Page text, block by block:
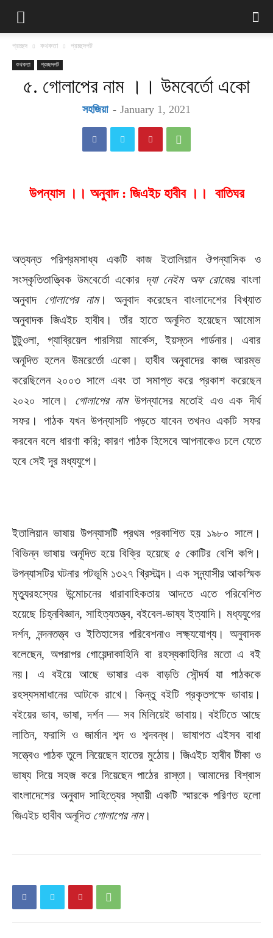
প্রচ্ছদ কথকতা প্রচ্ছদপট
কথকতা প্রচ্ছদপট
৫. গোলাপের নাম ।। উমবের্তো একো
সহজিয়া - January 1, 2021
উপন্যাস ।। অনুবাদ : জিএইচ হাবীব ।। বাতিঘর
অত্যন্ত পরিশ্রমসাধ্য একটি কাজ ইতালিয়ান ঔপন্যাসিক ও
সংস্কৃতিতাত্ত্বিক উমবের্তো একোর দ্যা নেইম অফ রোজের বাংলা
অনুবাদ গোলাপের নাম। অনুবাদ করেছেন বাংলাদেশের বিখ্যাত
অনুবাদক জিএইচ হাবীব। তাঁর হাতে অনূদিত হয়েছেন আমোস
‍টুটুওলা, গ্যাব্রিয়েল গারসিয়া মার্কেস, ইয়স্তন গার্ডনার। এবার
অনূদিত হলেন উমরের্তো একো। হাবীব অনুবাদের কাজ আরম্ভ
করেছিলেন ২০০৩ সালে এবং তা সমাপ্ত করে প্রকাশ করেছেন
২০২০ সালে। গোলাপের নামউপন্যাসের মতোই এও এক দীর্ঘ
সফর। পাঠক যখন উপন্যাসটি পড়তে যাবেন তখনও একটি সফর
করবেন বলে ধারণা করি; কারণ পাঠক হিসেবে আপনাকেও চলে যেতে
হবে সেই দূর মধ্যযুগে।
ইতালিয়ান ভাষায় উপন্যাসটি প্রথম প্রকাশিত হয় ১৯৮০ সালে।
বিভিন্ন ভাষায় অনূদিত হয়ে বিক্রি হয়েছে ৫ কোটির বেশি কপি।
উপন্যাসটির ঘটনার পটভূমি ১৩২৭ খ্রিস্টাব্দ। এক সন্ন্যাসীর আকস্মিক
মৃত্যুরহস্যের উন্মোচনের ধারাবাহিকতায় আদতে এতে পরিবেশিত
হয়েছে চিহ্নবিজ্ঞান, সাহিত্যতত্ত্ব, বইবেল-ভাষ্য ইত্যাদি। মধ্যযুগের
দর্শন, নন্দনতত্ত্ব ও ইতিহাসের পরিবেশনাও লক্ষ্যযোগ্য। অনুবাদক
বলেছেন, অপরাপর গোয়েন্দাকাহিনি বা রহস্যকাহিনির মতো এ বই
নয়। এ বইয়ে আছে ভাষার এক বাড়তি সৌন্দর্য যা পাঠককে
রহস্যসমাধানের আটকে রাখে। কিন্তু বইটি প্রকৃতপক্ষে ভাবায়।
বইয়ের ভাব, ভাষা, দর্শন — সব মিলিয়েই ভাবায়। বইটিতে আছে
লাতিন, ফরাসি ও জার্মান শব্দ ও শব্দবন্ধ। ভাষাগত এইসব বাধা
সত্ত্বেও পাঠক তুলে নিয়েছেন হাতের মুঠোয়। জিএইচ হাবীব টীকা ও
ভাষ্য দিয়ে সহজ করে দিয়েছেন পাঠের রাস্তা। আমাদের বিশ্বাস
বাংলাদেশের অনুবাদ সাহিত্যের স্থায়ী একটি স্মারকে পরিণত হলো
জিএইচ হাবীব অনূদিতগোলাপের নাম।